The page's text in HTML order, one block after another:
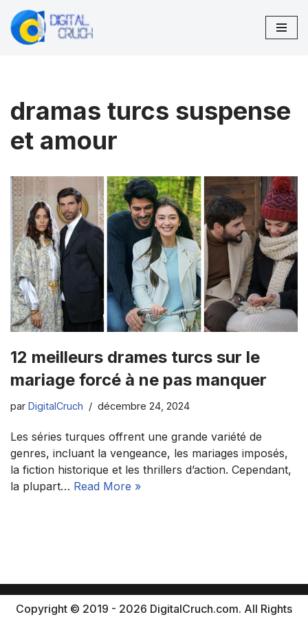
Aller
dramas turcs suspense
et amour
12 meilleurs drames turcs sur le
mariage forcé à ne pas manquer
par DigitalCruch décembre 24, 2024
Les séries turques offrent une grande variété de
genres, incluant la vengeance, les mariages imposés,
la fiction historique et les thrillers d’action. Cependant,
la plupart… Read More »
Copyright © 2019 - 2026 DigitalCruch.com. All Rights